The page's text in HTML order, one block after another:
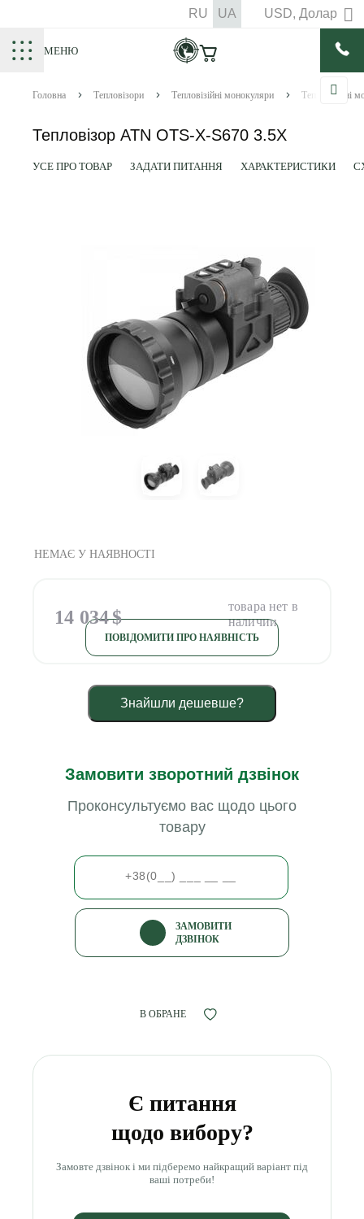
USD, Долар
RU UA
МЕНЮ
Головна Тепловізори Тепловізійні монокуляри Тепловізійні
Тепловізор ATN OTS-X-S670 3.5X
УСЕ ПРО ТОВАР ЗАДАТИ ПИТАННЯ ХАРАКТЕРИСТИКИ
НЕМАЄ У НАЯВНОСТІ
14 034$
ПОВІДОМИТИ ПРО НАЯВНІСТЬ
Знайшли дешевше?
Замовити зворотний дзвінок
Проконсультуємо вас щодо цього
товару
ЗАМОВИТИ
ДЗВІНОК
В ОБРАНЕ
Є питання
щодо вибору?
Замовте дзвінок і ми підберемо найкращий варіант під
ваші потреби!